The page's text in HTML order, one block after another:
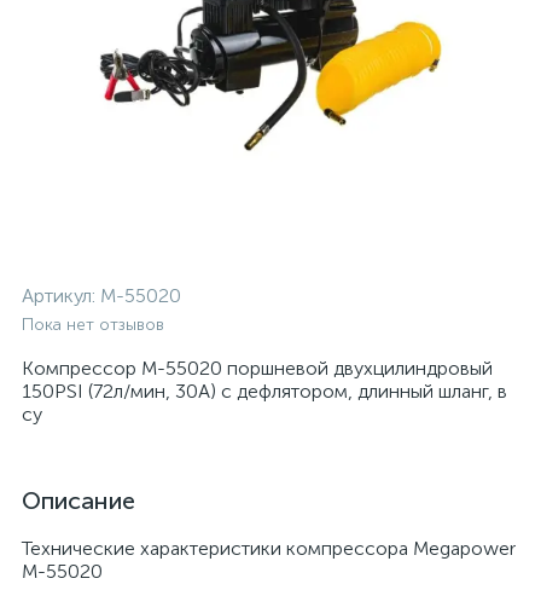
Артикул: M-55020
Пока нет отзывов
Компрессор M-55020 поршневой двухцилиндровый
150PSI (72л/мин, 30А) с дефлятором, длинный шланг, в
су
Описание
Технические характеристики компрессора Megapower
M-55020